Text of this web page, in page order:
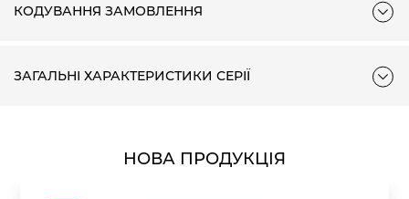
КОДУВАННЯ ЗАМОВЛЕННЯ
ЗАГАЛЬНІ ХАРАКТЕРИСТИКИ СЕРІЇ
НОВА ПРОДУКЦІЯ